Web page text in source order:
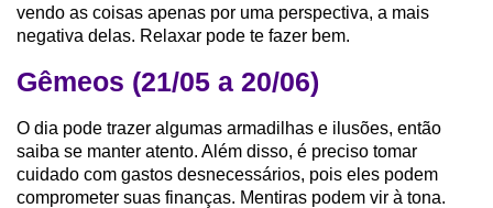
vendo as coisas apenas por uma perspectiva, a mais
negativa delas. Relaxar pode te fazer bem.
Gêmeos (21/05 a 20/06)
O dia pode trazer algumas armadilhas e ilusões, então
saiba se manter atento. Além disso, é preciso tomar
cuidado com gastos desnecessários, pois eles podem
comprometer suas finanças. Mentiras podem vir à tona.